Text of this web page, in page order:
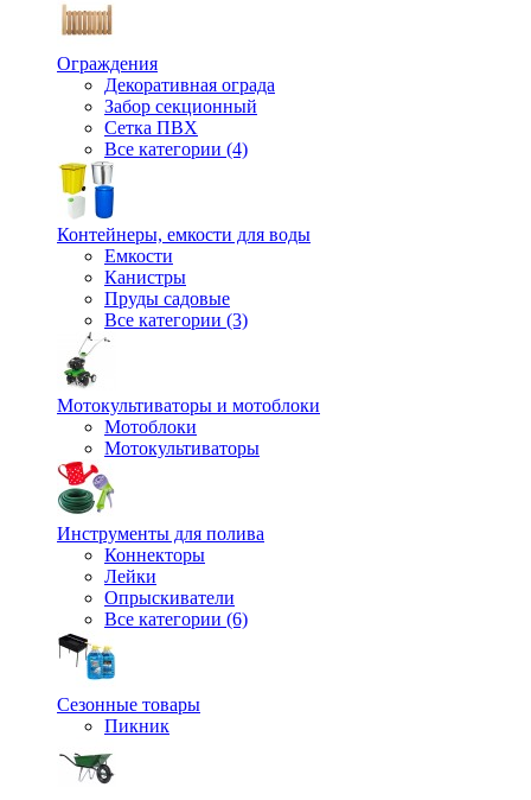
Ограждения
Декоративная ограда
Забор секционный
Сетка ПВХ
Все категории (4)
Контейнеры, емкости для воды
Емкости
Канистры
Пруды садовые
Все категории (3)
Мотокультиваторы и мотоблоки
Мотоблоки
Мотокультиваторы
Инструменты для полива
Коннекторы
Лейки
Опрыскиватели
Все категории (6)
Сезонные товары
Пикник